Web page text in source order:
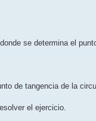
se determina el
de tangencia de la
el ejercicio.